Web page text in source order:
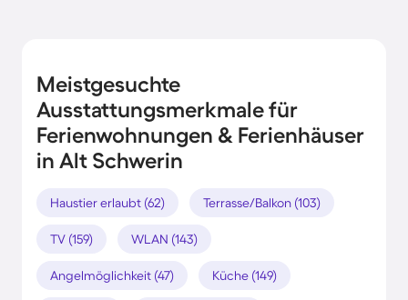
Meistgesuchte
Ausstattungsmerkmale für
Ferienwohnungen & Ferienhäuser
in Alt Schwerin
Haustier erlaubt (62) Terrasse/Balkon (103)
TV (159) WLAN (143)
Angelmöglichkeit (47) Küche (149)